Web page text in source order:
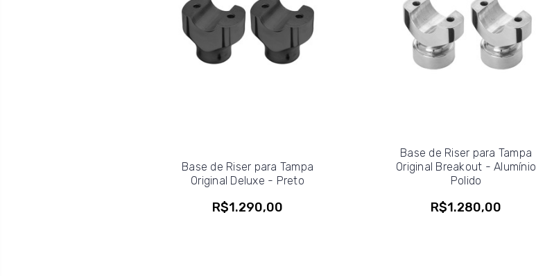
Base de Riser para Tampa
Original Deluxe - Preto
R$1.290,00
Base de Riser para Tampa
Original Breakout - Alumínio
Polido
R$1.280,00